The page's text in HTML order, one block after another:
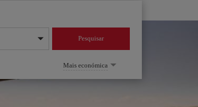
Pesquisar
Mais económica